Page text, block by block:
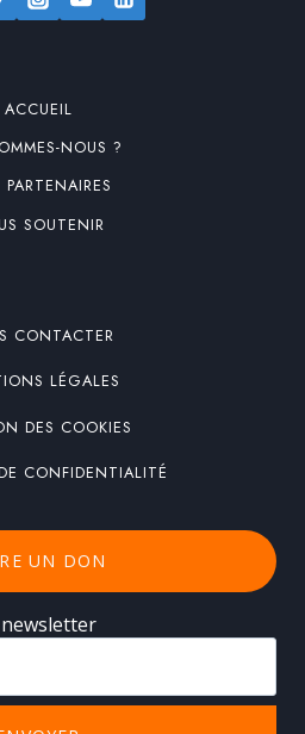
ACCUEIL
NOUS ?
SOUTENIR
CONTACTER
LÉGALES
DES COOKIES
CONFIDENTIALITÉ
UN DON